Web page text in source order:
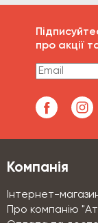
про акції
Компанія
Інтернет-
Про компанію